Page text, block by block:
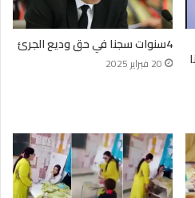
4سنوات سجنا في حق وديع الجرئ
20 فبراير 2025